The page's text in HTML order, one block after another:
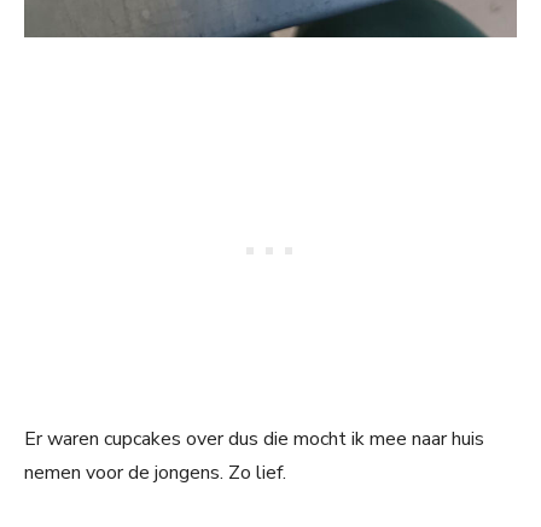
Er waren cupcakes over dus die mocht ik mee naar huis
nemen voor de jongens. Zo lief.